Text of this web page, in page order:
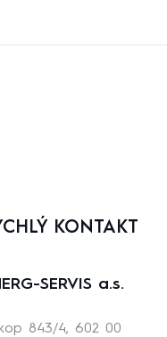
KONTAKT
SERVIS a.s.
843/4, 602 00